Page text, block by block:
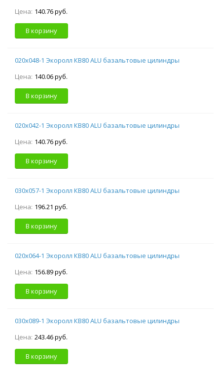
Цена: 140.76 руб.
В корзину
020х048-1 Экоролл КВ80 ALU базальтовые цилиндры
Цена: 140.06 руб.
В корзину
020х042-1 Экоролл КВ80 ALU базальтовые цилиндры
Цена: 140.76 руб.
В корзину
030х057-1 Экоролл КВ80 ALU базальтовые цилиндры
Цена: 196.21 руб.
В корзину
020х064-1 Экоролл КВ80 ALU базальтовые цилиндры
Цена: 156.89 руб.
В корзину
030х089-1 Экоролл КВ80 ALU базальтовые цилиндры
Цена: 243.46 руб.
В корзину